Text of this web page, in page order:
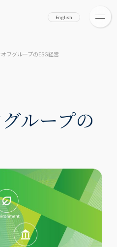
English
フグループのESG経営
ループの